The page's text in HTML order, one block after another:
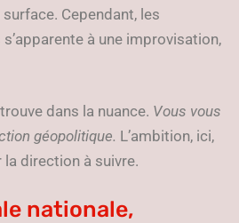
Cependant, les
à une improvisation,
dans la nuance. Vous vous
géopolitique. L’ambition, ici,
direction à suivre.
nationale,